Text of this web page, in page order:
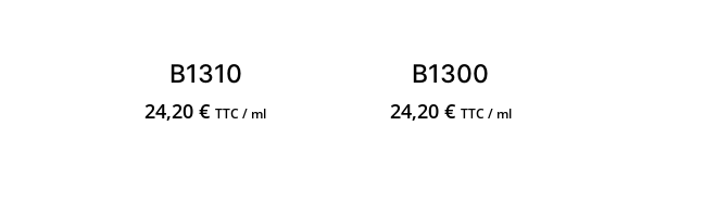
B1310
24,20€ TTC / ml
B1300
24,20 € TTC / ml